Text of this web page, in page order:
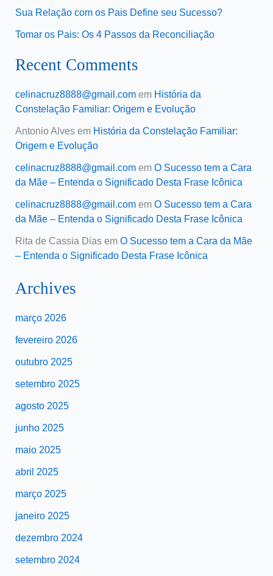
Sua Relação com os Pais Define seu Sucesso?
Tomar os Pais: Os 4 Passos da Reconciliação
Recent Comments
celinacruz8888@gmail.comem História da
Constelação Familiar: Origem e Evolução
Antonio Alvesem História da Constelação Familiar:
Origem e Evolução
celinacruz8888@gmail.comem O Sucesso tem a Cara
da Mãe – Entenda o Significado Desta Frase Icônica
celinacruz8888@gmail.comem O Sucesso tem a Cara
da Mãe – Entenda o Significado Desta Frase Icônica
Rita de Cassia Diasem O Sucesso tem a Cara da Mãe
– Entenda o Significado Desta Frase Icônica
Archives
março 2026
fevereiro 2026
outubro 2025
setembro 2025
agosto 2025
junho 2025
maio 2025
abril 2025
março 2025
janeiro 2025
dezembro 2024
setembro 2024